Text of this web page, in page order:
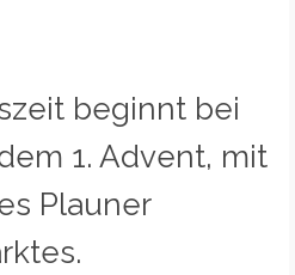
beginnt bei
1. Advent, mit
Plauner